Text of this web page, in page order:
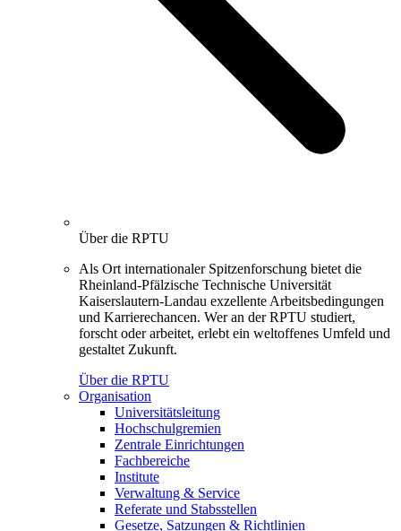
Über die RPTU
Als Ort internationaler Spitzenforschung bietet die
Rheinland-Pfälzische Technische Universität
Kaiserslautern-Landau exzellente Arbeitsbedingungen
und Karrierechancen. Wer an der RPTU studiert,
forscht oder arbeitet, erlebt ein weltoffenes Umfeld und
gestaltet Zukunft.
Über die RPTU
Organisation
Universitätsleitung
Hochschulgremien
Zentrale Einrichtungen
Fachbereiche
Institute
Verwaltung & Service
Referate und Stabsstellen
Gesetze, Satzungen & Richtlinien